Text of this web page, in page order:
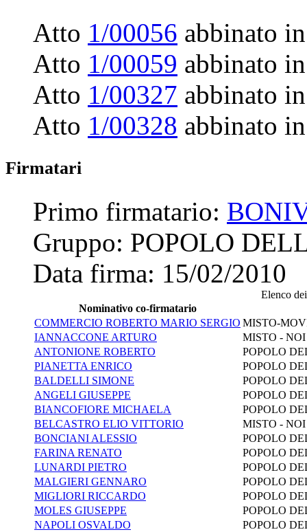
Atto 1/00056 abbinato
Atto 1/00059 abbinato
Atto 1/00327 abbinato
Atto 1/00328 abbinato
Firmatari
Primo firmatario:
Gruppo: POPOLO
Data firma: 15/02/2010
Elenco
Nominativo co-firmatario
COMMERCIO ROBERTO MARIO SERGIO MISTO-
IANNACCONE ARTURO
MISTO -
ANTONIONE ROBERTO
POPOLO
PIANETTA ENRICO
POPOLO
BALDELLI SIMONE
POPOLO
ANGELI GIUSEPPE
POPOLO
BIANCOFIORE MICHAELA
POPOLO
BELCASTRO ELIO VITTORIO
MISTO -
BONCIANI ALESSIO
POPOLO
FARINA RENATO
POPOLO
LUNARDI PIETRO
POPOLO
MALGIERI GENNARO
POPOLO
MIGLIORI RICCARDO
POPOLO
MOLES GIUSEPPE
POPOLO
NAPOLI OSVALDO
POPOLO